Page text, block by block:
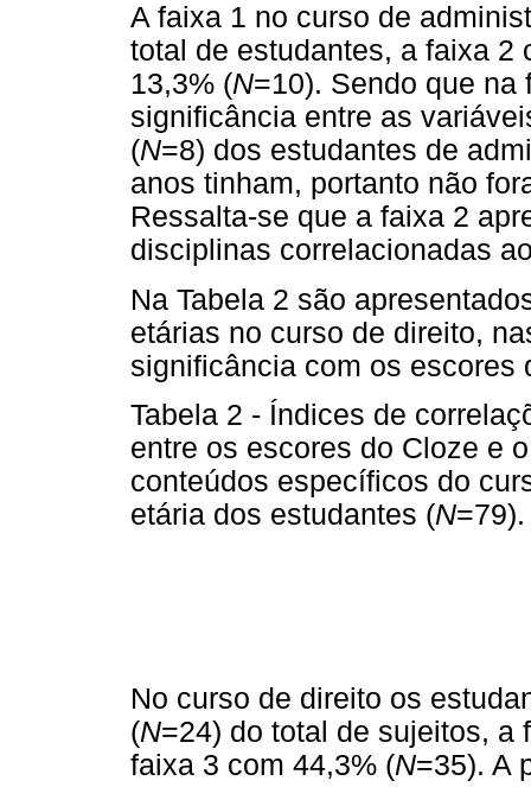
A faixa 1 no curso de
total de estudantes, a faixa 2
13,3% (N=10). Sendo que na
significância entre as
(N=8) dos estudantes de
anos tinham, portanto não
Ressalta-se que a faixa 2
disciplinas correlacionadas
Na Tabela 2 são
etárias no curso de direito,
significância com os escores
Tabela 2 - Índices de
entre os escores do Cloze e
conteúdos específicos do
etária dos estudantes (N=79).
No curso de direito os
(N=24) do total de sujeitos, a
faixa 3 com 44,3% (N=35). A